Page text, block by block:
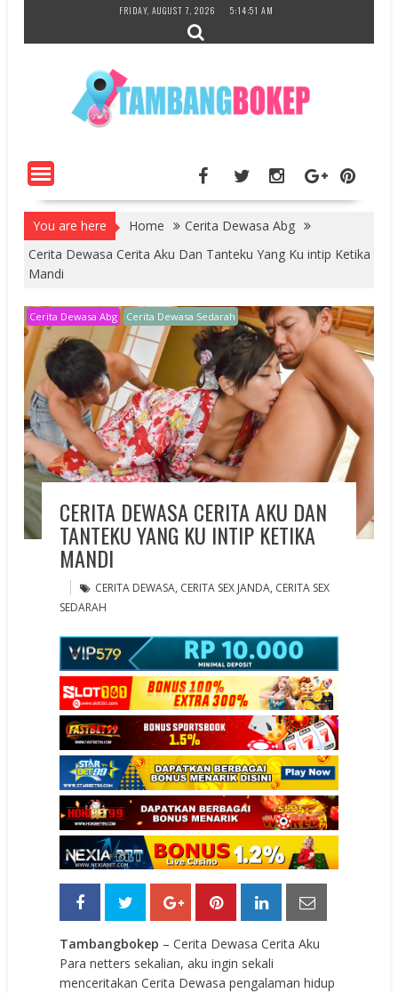
content
FRIDAY, AUGUST 7, 2026 5:14:52 AM
You are here Home
Cerita Dewasa Abg
Cerita Dewasa Cerita Aku Dan Tanteku Yang Ku intip Ketika
Mandi
Cerita Dewasa Abg Cerita Dewasa Sedarah
CERITA DEWASA CERITA AKU DAN
TANTEKU YANG KU INTIP KETIKA
MANDI
CERITA DEWASA, CERITA SEX JANDA, CERITA SEX
SEDARAH
Tambangbokep – Cerita Dewasa Cerita Aku
Para netters sekalian, aku ingin sekali
menceritakan Cerita Dewasa pengalaman hidup